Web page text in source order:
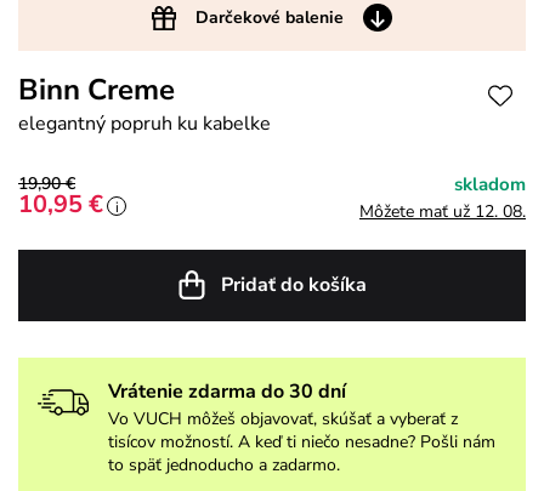
Darčekové balenie
Binn Creme
elegantný popruh ku kabelke
19,90 €
10,95 € i
skladom
Môžete mať už 12. 08.
Pridať do košíka
Vrátenie zdarma do 30 dní
Vo VUCH môžeš objavovať, skúšať a vyberať z
tisícov možností. A keď ti niečo nesadne? Pošli nám
to späť jednoducho a zadarmo.